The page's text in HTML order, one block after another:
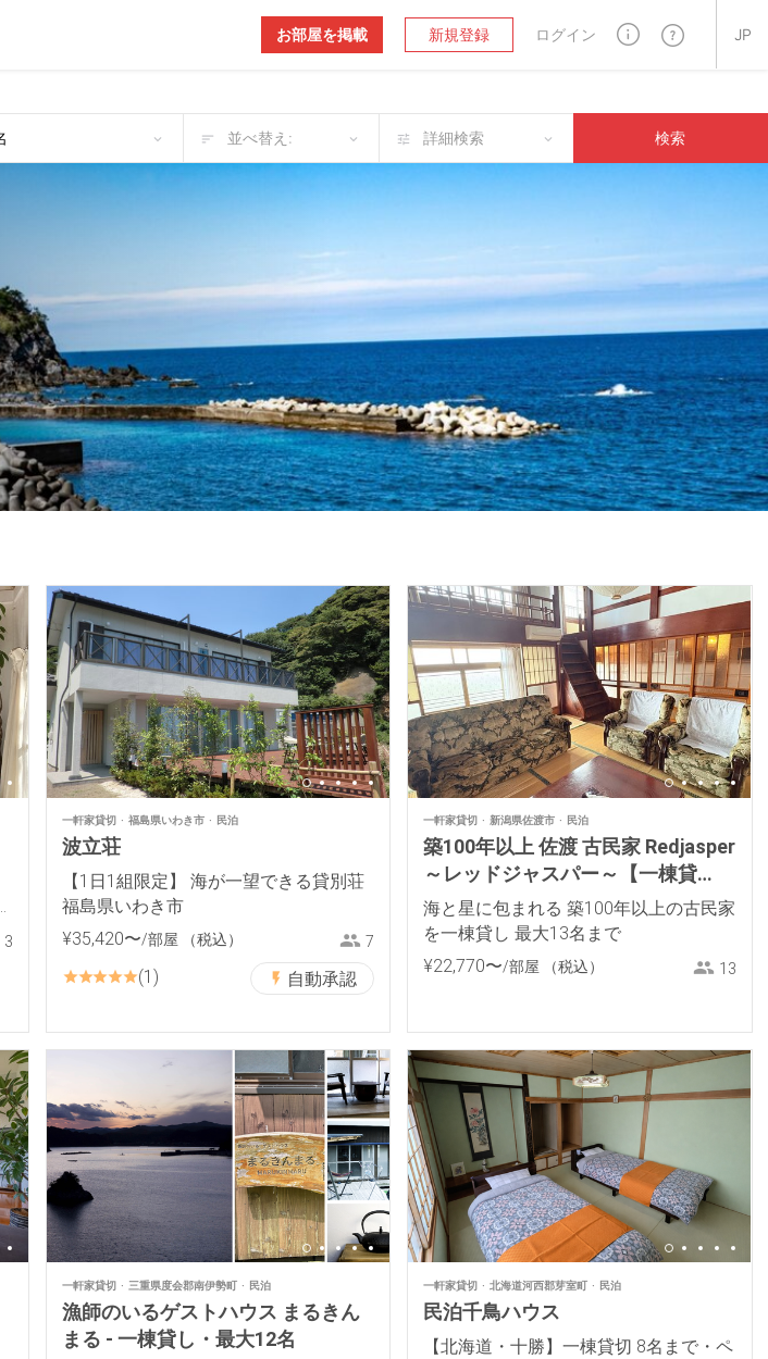
お部屋を掲載 新規登録 ログイン JP
並べ替え: 詳細検索 検索
3
一軒家貸切 福島県いわき市 民泊
波立荘
【1日1組限定】 海が一望できる貸別荘
福島県いわき市
¥35,420〜/部屋 （税込） 7
1 自動承認
一軒家貸切 新潟県佐渡市 民泊
築100年以上 佐渡 古民家 Redjasper
～レッドジャスパー～【一棟貸
し】
海と星に包まれる 築100年以上の古民家
を一棟貸し 最大13名まで
¥22,770〜/部屋 （税込） 13
一軒家貸切 三重県度会郡南伊勢町 民泊
漁師のいるゲストハウス まるきん
まる - 一棟貸し・最大12名
一軒家貸切 北海道河西郡芽室町 民泊
民泊千鳥ハウス
【北海道・十勝】一棟貸切 8名まで・ペ